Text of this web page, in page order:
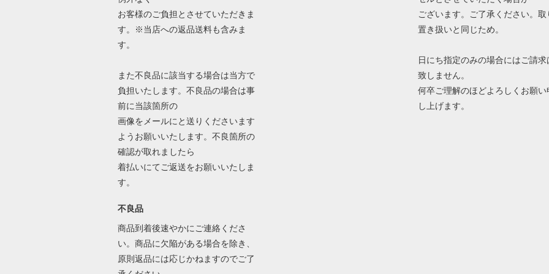
お客様のご負担とさせていただきま
す。※当店への返品送料も含みま
す。
また不良品に該当する場合は当方で
負担いたします。不良品の場合は事
前に当該箇所の
画像をメールにと送りくださいます
ようお願いいたします。不良箇所の
確認が取れましたら
着払いにてご返送をお願いいたしま
す。
不良品
商品到着後速やかにご連絡くださ
い。商品に欠陥がある場合を除き、
原則返品には応じかねますのでご了
ございます。ご了承ください。取
置き扱いと同じため。
日にち指定のみの場合にはご請求
致しません。
何卒ご理解のほどよろしくお願い
し上げます。